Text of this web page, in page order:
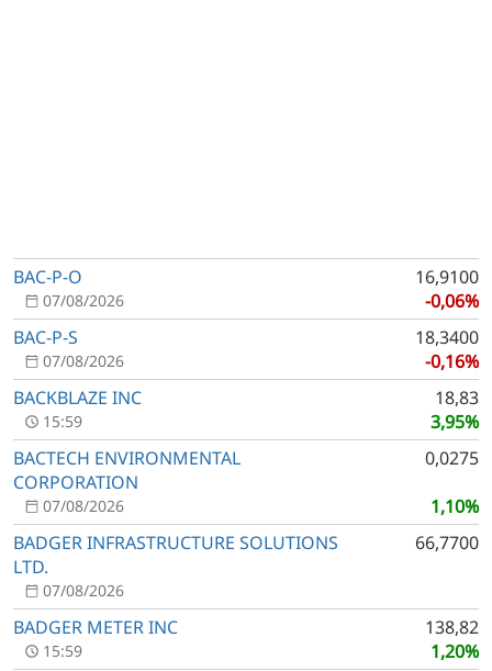
BAC-P-O
16,9100
-0,06%
07/08/2026
BAC-P-S
18,3400
-0,16%
07/08/2026
BACKBLAZE INC
18,83
3,95%
15:59
BACTECH ENVIRONMENTAL
CORPORATION
0,0275
1,10%
07/08/2026
BADGER INFRASTRUCTURE SOLUTIONS
LTD.
66,7700
07/08/2026
BADGER METER INC
138,82
1,20%
15:59